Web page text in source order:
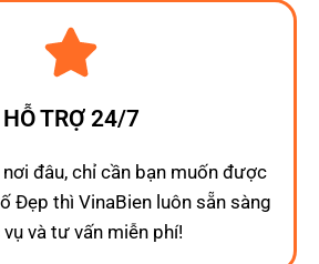
HỖ TRỢ 24/7
đâu, chỉ cần bạn muốn được
Đẹp thì VinaBien luôn sẵn sàng
vụ và tư vấn miễn phí!